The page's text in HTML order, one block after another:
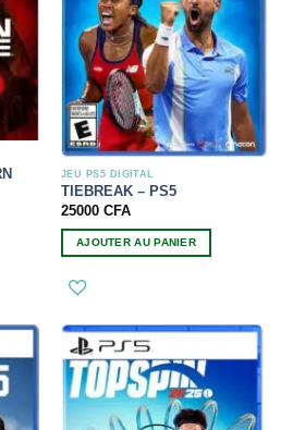
JEU PS5 DIGITAL
TIEBREAK – PS5
25000 CFA
AJOUTER AU PANIER